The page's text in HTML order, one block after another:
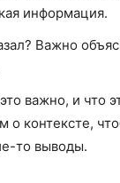
информация.
Важно
важно, и что
о контексте,
то выводы.